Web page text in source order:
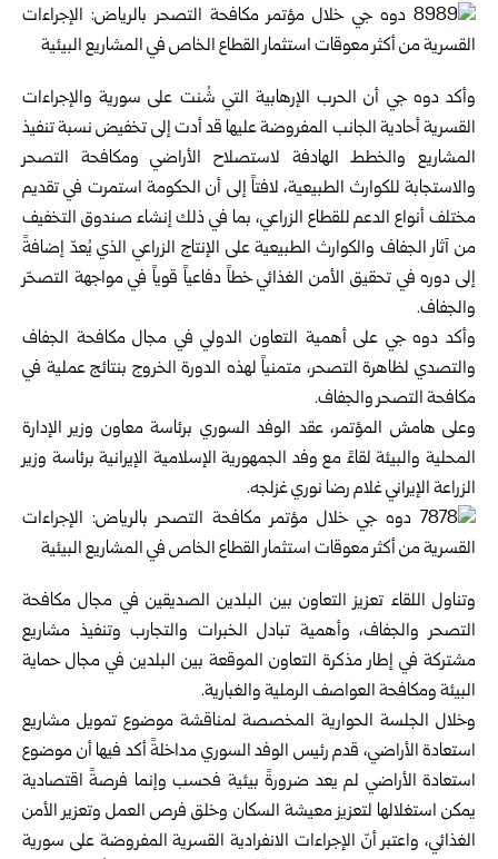
وأكد دوه جي أن الحرب الإرهابية التي شُنت على سورية والإجراءات
القسرية أحادية ‏الجانب المفروضة عليها قد أدت إلى تخفيض نسبة تنفيذ
المشاريع والخطط الهادفة ‏لاستصلاح الأراضي ومكافحة التصحر
والاستجابة للكوارث الطبيعية، لافتاً إلى أن ‏الحكومة استمرت في تقديم
مختلف أنواع الدعم للقطاع الزراعي، بما في ذلك إنشاء ‏صندوق التخفيف
من آثار الجفاف والكوارث الطبيعية على الإنتاج الزراعي الذي يُعدّ ‏إضافةً
إلى دوره في تحقيق الأمن الغذائي خطاً دفاعياً قوياً في مواجهة التصحّر
‏والجفاف.
‏وأكد دوه جي على أهمية التعاون الدولي في مجال مكافحة الجفاف
والتصدي لظاهرة ‏التصحر، متمنياً لهذه الدورة الخروج بنتائج عملية في
مكافحة التصحر والجفاف.‏
وعلى هامش المؤتمر، عقد الوفد السوري برئاسة معاون وزير الإدارة
المحلية والبيئة ‏لقاءً مع وفد الجمهورية الإسلامية الإيرانية برئاسة وزير
الزراعة الإيراني غلام رضا ‏نوري غزلجه.
وتناول اللقاء تعزيز التعاون بين البلدين الصديقين في مجال مكافحة
التصحر ‏والجفاف، وأهمية تبادل الخبرات والتجارب وتنفيذ مشاريع
مشتركة في ‏إطار مذكرة التعاون الموقعة بين البلدين في مجال حماية
البيئة ومكافحة العواصف ‏الرملية والغبارية.‏
وخلال الجلسة الحوارية المخصصة لمناقشة موضوع تمويل مشاريع
استعادة ‏الأراضي، قدم رئيس الوفد السوري مداخلةً أكد فيها أن موضوع
استعادة الأراضي لم ‏يعد ضرورةً بيئية فحسب وإنما فرصةً اقتصادية
يمكن استغلالها لتعزيز معيشة ‏السكان وخلق فرص العمل وتعزير الأمن
الغذائي، واعتبر أنّ الإجراءات الانفرادية ‏القسرية المفروضة على سورية